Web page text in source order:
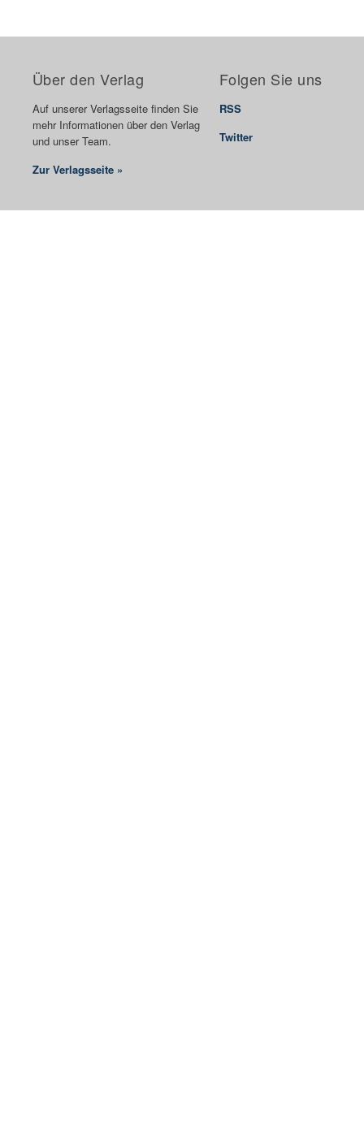
Über den Verlag
Auf unserer Verlagsseite finden Sie
mehr Informationen über den Verlag
und unser Team.
Zur Verlagsseite »
Folgen Sie uns
RSS
Twitter